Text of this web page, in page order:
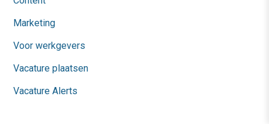
Marketing
Voor werkgevers
Vacature plaatsen
Vacature Alerts